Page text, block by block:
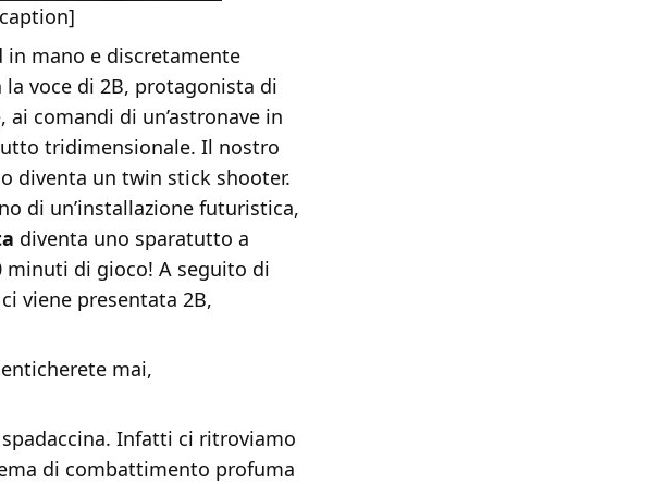
in mano e discretamente
voce di 2B, protagonista di
comandi di un’astronave in
tridimensionale. Il nostro
diventa un twin stick shooter.
di un’installazione futuristica,
diventa uno sparatutto a
di gioco! A seguito di
viene presentata 2B,
mai,
Infatti ci ritroviamo
di combattimento profuma